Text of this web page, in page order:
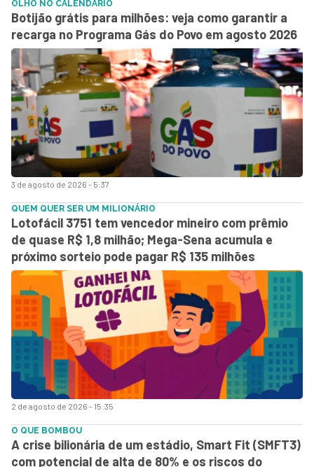
3 de agosto de 2026 - 5:37
OLHO NO CALENDÁRIO
Botijão grátis para milhões: veja como garantir a
recarga no Programa Gás do Povo em agosto 2026
2 de agosto de 2026 - 15:35
QUEM QUER SER UM MILIONÁRIO
Lotofácil 3751 tem vencedor mineiro com prêmio
de quase R$ 1,8 milhão; Mega-Sena acumula e
próximo sorteio pode pagar R$ 135 milhões
O QUE BOMBOU
A crise bilionária de um estádio, Smart Fit (SMFT3)
com potencial de alta de 80% e os riscos do